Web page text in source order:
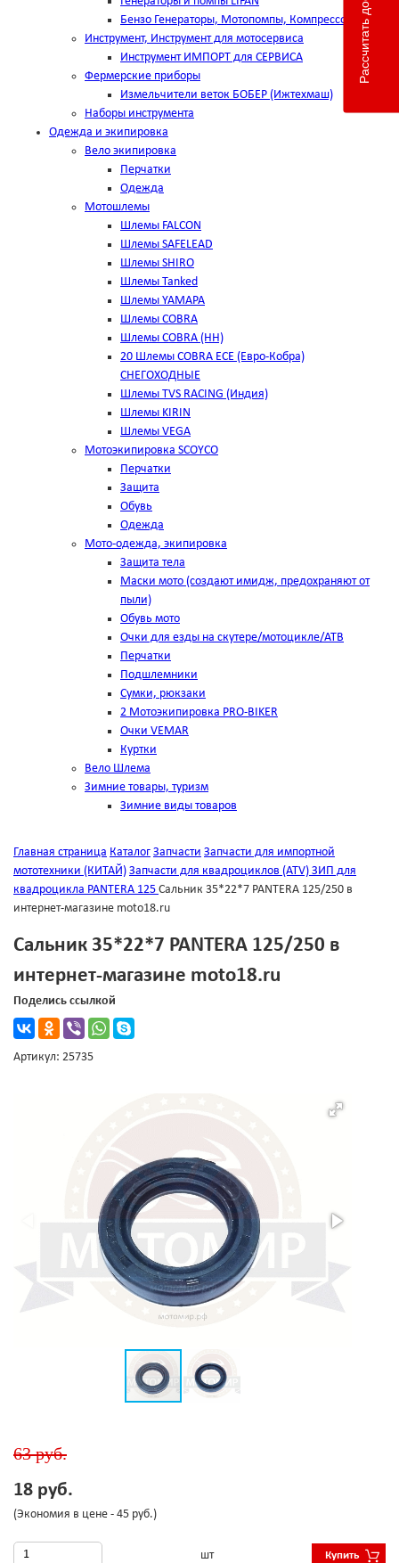
Бензо Генераторы, Мотопомпы, Компрессоры
Инструмент, Инструмент для мотосервиса
Инструмент ИМПОРТ для СЕРВИСА
Фермерские приборы
Измельчители веток БОБЕР (Ижтехмаш)
Наборы инструмента
Одежда и экипировка
Вело экипировка
Перчатки
Одежда
Мотошлемы
Шлемы FALCON
Шлемы SAFELEAD
Шлемы SHIRO
Шлемы Tanked
Шлемы YAMAPA
Шлемы COBRA
Шлемы COBRA (HH)
20 Шлемы COBRA ECE (Евро-Кобра)
СНЕГОХОДНЫЕ
Шлемы TVS RACING (Индия)
Шлемы KIRIN
Шлемы VEGA
Мотоэкипировка SCOYCO
Перчатки
Защита
Обувь
Одежда
Мото-одежда, экипировка
Защита тела
Маски мото (создают имидж, предохраняют от
пыли)
Обувь мото
Очки для езды на скутере/мотоцикле/АТВ
Перчатки
Подшлемники
Сумки, рюкзаки
2 Мотоэкипировка PRO-BIKER
Очки VEMAR
Куртки
Вело Шлема
Зимние товары, туризм
Зимние виды товаров
Главная страница Каталог Запчасти Запчасти для импортной
мототехники (КИТАЙ) Запчасти для квадроциклов (ATV) ЗИП для
квадроцикла PANTERA 125 Сальник 35*22*7 PANTERA 125/250 в
интернет-магазине moto18.ru
Сальник 35*22*7 PANTERA 125/250 в
интернет-магазине moto18.ru
Поделись ссылкой
Артикул: 25735
63 руб.
18 руб.
(Экономия в цене - 45 руб.)
шт Купить